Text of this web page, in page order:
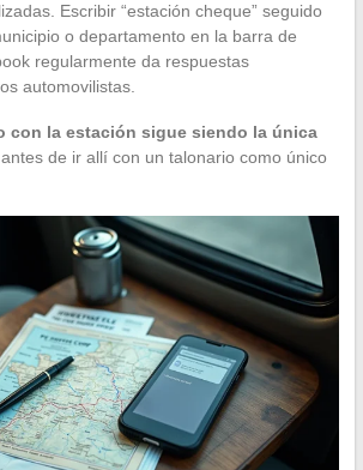
Escribir “estación cheque” seguido
o departamento en la barra de
regularmente da respuestas
automovilistas.
con la estación sigue siendo la única
de ir allí con un talonario como único